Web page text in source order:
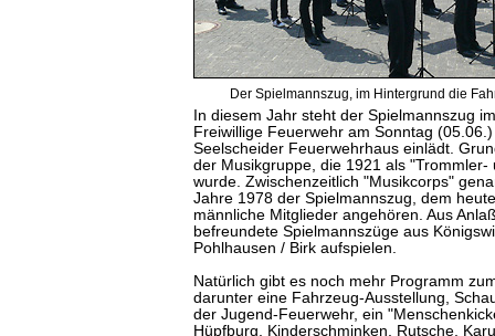
Der Spielmannszug, im Hintergrund die
In diesem Jahr steht der Spielmannszug
Freiwillige Feuerwehr am Sonntag
Seelscheider Feuerwehrhaus einlädt.
der Musikgruppe, die 1921 als
wurde. Zwischenzeitlich "Musikcorps"
Jahre 1978 der Spielmannszug, dem
männliche Mitglieder angehören. Aus
befreundete Spielmannszüge aus
Pohlhausen / Birk aufspielen.
Natürlich gibt es noch mehr Programm
darunter eine Fahrzeug-Ausstellung,
der Jugend-Feuerwehr, ein
Hüpfburg, Kinderschminken, Rutsche,